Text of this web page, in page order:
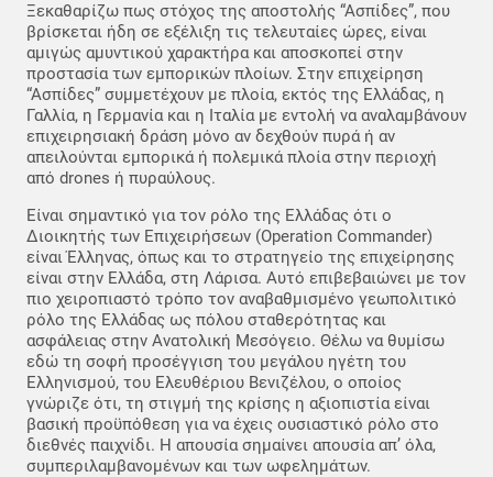
Ξεκαθαρίζω πως στόχος της αποστολής “Ασπίδες”, που
βρίσκεται ήδη σε εξέλιξη τις τελευταίες ώρες, είναι
αμιγώς αμυντικού χαρακτήρα και αποσκοπεί στην
προστασία των εμπορικών πλοίων. Στην επιχείρηση
“Ασπίδες” συμμετέχουν με πλοία, εκτός της Ελλάδας, η
Γαλλία, η Γερμανία και η Ιταλία με εντολή να αναλαμβάνουν
επιχειρησιακή δράση μόνο αν δεχθούν πυρά ή αν
απειλούνται εμπορικά ή πολεμικά πλοία στην περιοχή
από drones ή πυραύλους.
Είναι σημαντικό για τον ρόλο της Ελλάδας ότι ο
Διοικητής των Επιχειρήσεων (Operation Commander)
είναι Έλληνας, όπως και το στρατηγείο της επιχείρησης
είναι στην Ελλάδα, στη Λάρισα. Αυτό επιβεβαιώνει με τον
πιο χειροπιαστό τρόπο τον αναβαθμισμένο γεωπολιτικό
ρόλο της Ελλάδας ως πόλου σταθερότητας και
ασφάλειας στην Ανατολική Μεσόγειο. Θέλω να θυμίσω
εδώ τη σοφή προσέγγιση του μεγάλου ηγέτη του
Ελληνισμού, του Ελευθέριου Βενιζέλου, ο οποίος
γνώριζε ότι, τη στιγμή της κρίσης η αξιοπιστία είναι
βασική προϋπόθεση για να έχεις ουσιαστικό ρόλο στο
διεθνές παιχνίδι. Η απουσία σημαίνει απουσία απ’ όλα,
συμπεριλαμβανομένων και των ωφελημάτων.